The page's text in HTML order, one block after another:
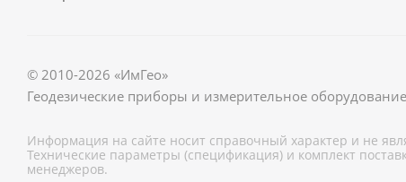
© 2010-2026 «ИмГео»
Геодезические приборы и измерительное оборудование
Информация на сайте носит справочный характер и не
Технические параметры (спецификация) и комплект
менеджеров.